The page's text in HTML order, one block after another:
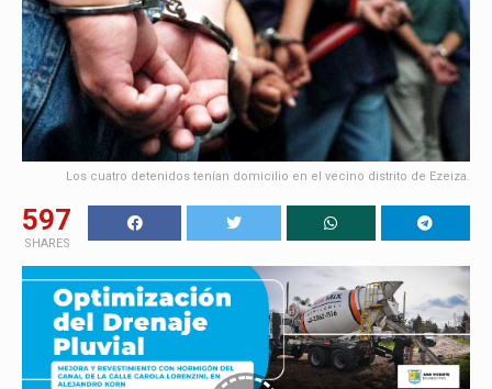
Los cuatro detenidos tenían domicilio en el vecino distrito de Ezeiza.
597
SHARES